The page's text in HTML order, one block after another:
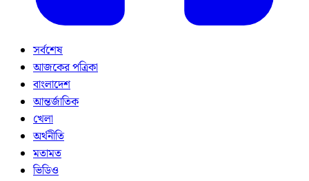
সর্বশেষ
আজকের পত্রিকা
বাংলাদেশ
আন্তর্জাতিক
খেলা
অর্থনীতি
মতামত
ভিডিও